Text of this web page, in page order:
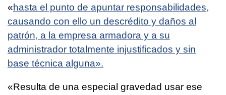
«hasta el punto de apuntar responsabilidades,
causando con ello un descrédito y daños al
patrón, a la empresa armadora y a su
administrador totalmente injustificados y sin
base técnica alguna».
«Resulta de una especial gravedad usar ese